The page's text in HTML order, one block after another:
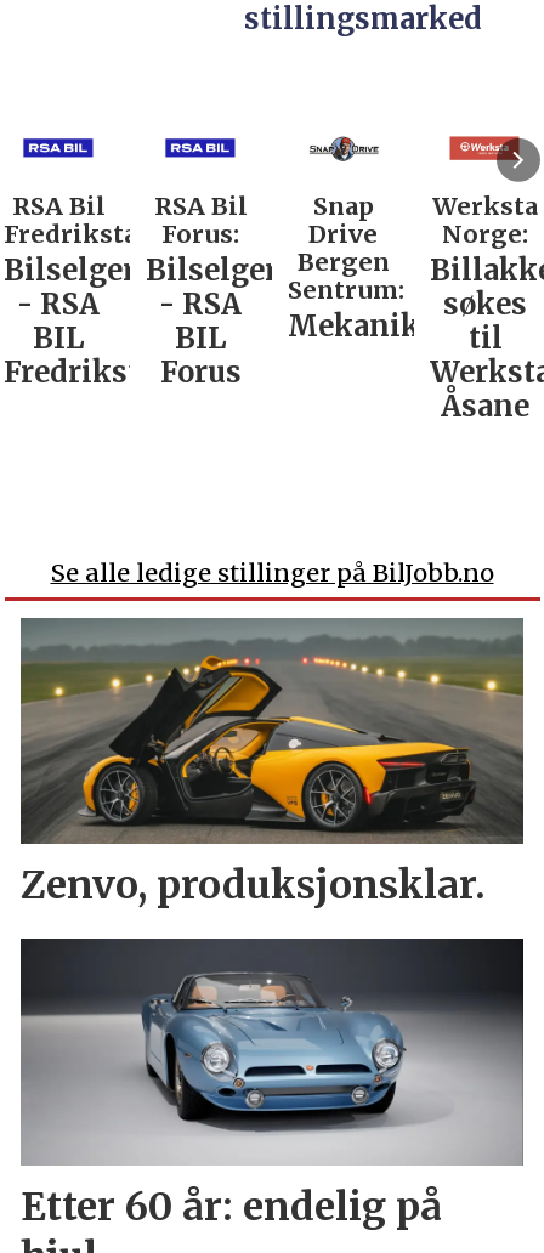
stillingsmarked
RSA Bil
Fredrikstad:
Bilselger
- RSA
BIL
Fredrikstad
RSA Bil
Forus:
Bilselger
- RSA
BIL
Forus
Snap
Drive
Bergen
Sentrum:
Mekaniker
Werksta
Norge:
søkes
til
Åsane
Se alle ledige stillinger på BilJobb.no
Zenvo, produksjonsklar.
Etter 60 år: endelig på